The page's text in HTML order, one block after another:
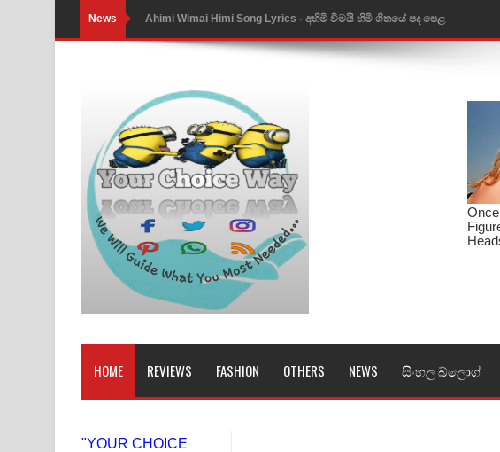
News Ahimi Wimai Himi Song Lyrics - අහිමි විමයි හිමි ගීතයේ පද පෙළ
Mathaka Parana Song Lyrics - මතක පාරනා ගීතයේ පද පෙළ
Nimnadhen Song Lyrics - නිම්නාදෙන් ගීතයේ පද පෙළ
Obamai Mage Adare Song Lyrics - ඔබමයි මගේ ආදරේ ගීතයේ පද පෙළ
Pansal Gihin Song Lyrics - පන්සල් ගිහිං ගීතයේ පද පෙළ
Ankeliya Song Lyrics - අංකෙළිය ගීතයේ පද පෙළ
DEAR GOD Song Lyrics - ඩියර් ගෝඩ් ගීතයේ පද පෙළ
MANAMALA KATHA Song Lyrics - මනමාල කතා ගීතයේ පද පෙළ
Dai Dai Lyrics - Shakira, Burna Boy | 2026 football world cup song lyrics
HOME REVIEWS FASHION OTHERS NEWS සිංහල බ්ලොග්
"YOUR CHOICE